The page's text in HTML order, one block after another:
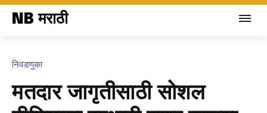
NB मराठी
निवडणुका
मतदार जागृतीसाठी सोशल